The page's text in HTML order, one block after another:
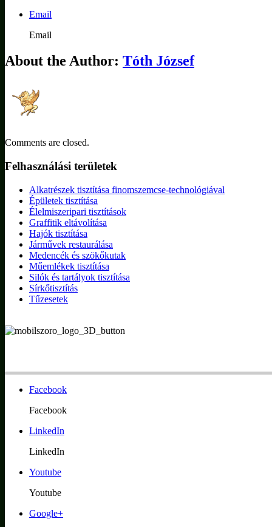
Email
Email
About the Author: Tóth József
Comments are closed.
Felhasználási területek
Alkatrészek tisztítása finomszemcse-technológiával
Épületek tisztítása
Élelmiszeripari tisztítások
Graffitik eltávolítása
Hajók tisztítása
Járművek restaurálása
Medencék és szökőkutak
Műemlékek tisztítása
Silók és tartályok tisztítása
Sírkőtisztítás
Tűzesetek
Facebook
Facebook
LinkedIn
LinkedIn
Youtube
Youtube
Google+